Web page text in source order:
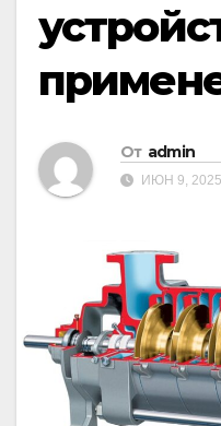
От admin
ИЮН 9, 2025